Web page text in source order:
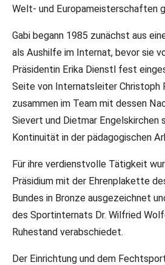
Welt- und Europameisterschaften
Gabi begann 1985 zunächst aus
als Aushilfe im Internat, bevor sie
Präsidentin Erika Dienstl fest
Seite von Internatsleiter Christoph
zusammen im Team mit dessen
Sievert und Dietmar Engelskirchen
Kontinuität in der pädagogischen
Für ihre verdienstvolle Tätigkeit
Präsidium mit der Ehrenplakette
Bundes in Bronze ausgezeichnet
des Sportinternats Dr. Wilfried
Ruhestand verabschiedet.
Der Einrichtung und dem